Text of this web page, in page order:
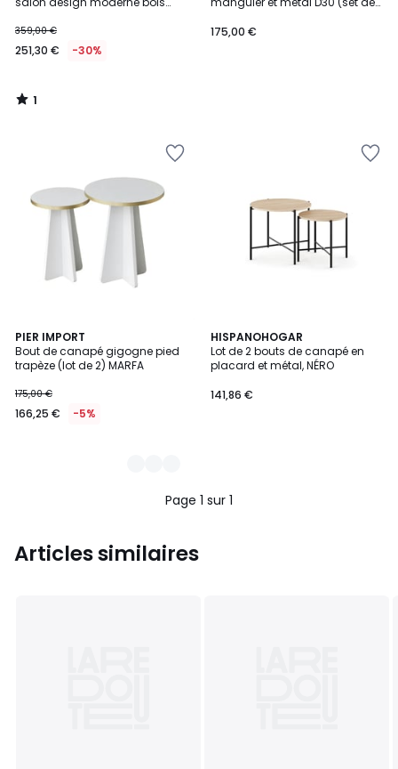
359,00 €
251,30 € -30%
1
/
175,00 €
PIER IMPORT
Bout de canapé gigogne pied
trapèze (lot de 2) MARFA
175,00 €
166,25 € -5%
3
Couleurs
HISPANOHOGAR
Lot de 2 bouts de canapé en
placard et métal, NÉRO
141,86 €
Page 1 sur 1
Articles similaires